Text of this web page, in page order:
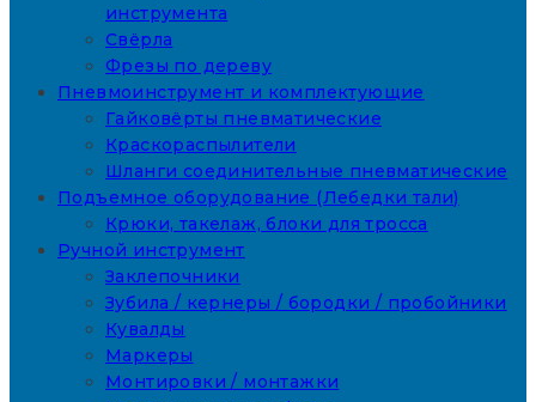
инструмента
Свёрла
Фрезы по дереву
Пневмоинструмент и комплектующие
Гайковёрты пневматические
Краскораспылители
Шланги соединительные пневматические
Подъемное оборудование (Лебедки тали)
Крюки, такелаж, блоки для тросса
Ручной инструмент
Заклепочники
Зубила / кернеры / бородки / пробойники
Кувалды
Маркеры
Монтировки / монтажки